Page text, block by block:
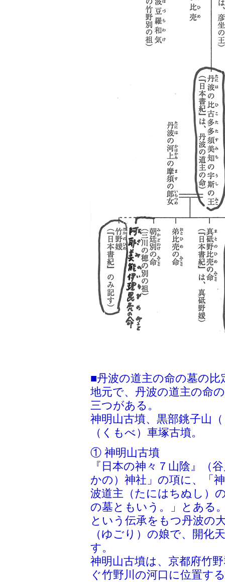
■丹波の道主の命の墓の比
地元で、丹波の道主の命
三つがある。
神明山古墳、黒部銚子山
（くもべ）車塚古墳。
① 神明山古墳
『日本の神々７山陰』（
かの）神社」の項に、「
波道主（たにはちぬし）
の墓ともいう。」とある
という伝承をもつ丹波の
（ゆごり）の娘で、開化
す。
神明山古墳は、京都府竹
ぐ竹野川の河口に位置す